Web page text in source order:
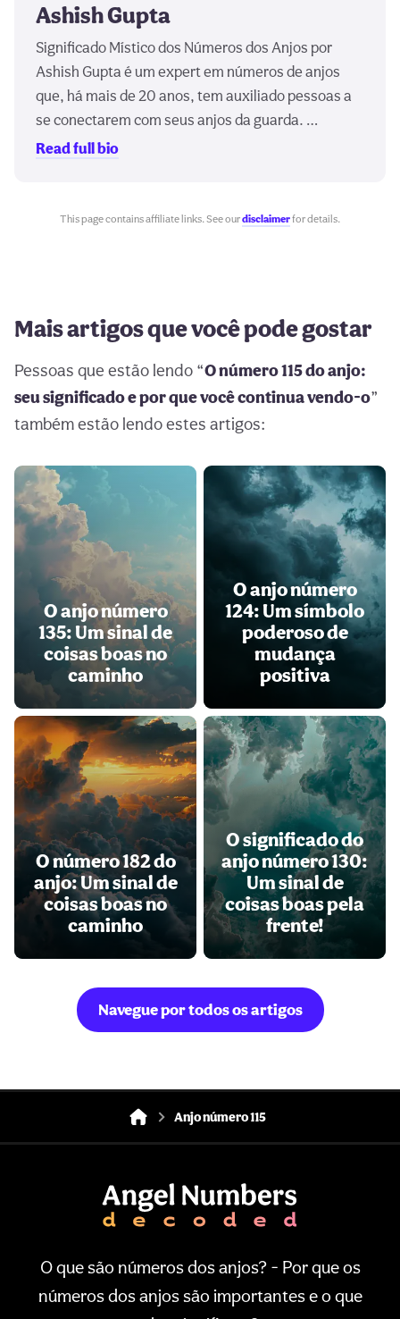
Ashish Gupta
Significado Místico dos Números dos Anjos por
Ashish Gupta é um expert em números de anjos
que, há mais de 20 anos, tem auxiliado pessoas a
se conectarem com seus anjos da guarda. …
Read full bio
This page contains affiliate links. See ourdisclaimerfor details.
Mais artigos que você pode gostar
Pessoas que estão lendo “O número 115 do anjo:
seu significado e por que você continua vendo-o”
também estão lendo estes artigos:
O anjo número
135: Um sinal de
coisas boas no
caminho
O anjo número
124: Um símbolo
poderoso de
mudança
positiva
O número 182 do
anjo: Um sinal de
coisas boas no
caminho
O significado do
anjo número 130:
Um sinal de
coisas boas pela
frente!
Navegue por todos os artigos
Anjo número 115
O que são números dos anjos? - Por que os
números dos anjos são importantes e o que